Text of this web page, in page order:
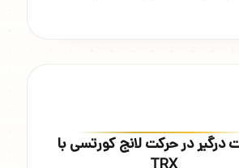
درگیر در حرکت لانج کورتسی با